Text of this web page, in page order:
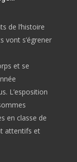
de l’histoire
vont s’égrener
et se
L’esposition
en classe de
attentifs et